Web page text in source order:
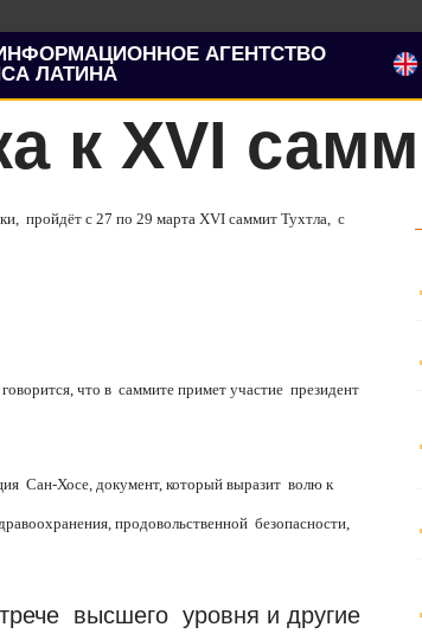
АГЕНТСТВО
ЛАТИНА
к XVI
пройдёт с 27 по 29 марта XVI саммит Тухтла, с
что в саммите примет участие президент
Сан-Хосе, документ, который выразит волю к
продовольственной безопасности,
высшего уровня и другие